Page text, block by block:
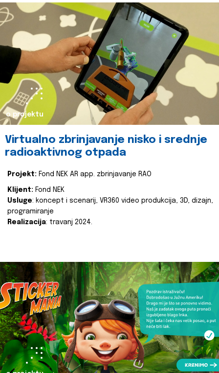
o projektu
Virtualno zbrinjavanje nisko i srednje
radioaktivnog otpada
Projekt: Fond NEK AR app. zbrinjavanje RAO
Klijent: Fond NEK
Usluge: koncept i scenarij, VR360 video produkcija, 3D, dizajn,
programiranje
Realizacija: travanj 2024.